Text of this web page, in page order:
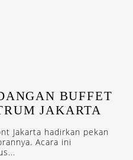
BUFFET
JAKARTA
Jakarta hadirkan pekan
Acara ini